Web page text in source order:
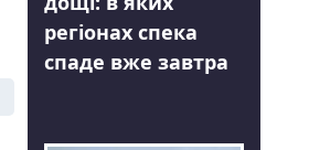
регіонах спека
спаде вже завтра